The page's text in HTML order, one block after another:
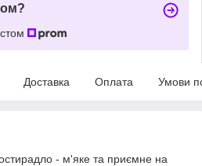
Доставка Оплата Умови
- м'яке та приємне на